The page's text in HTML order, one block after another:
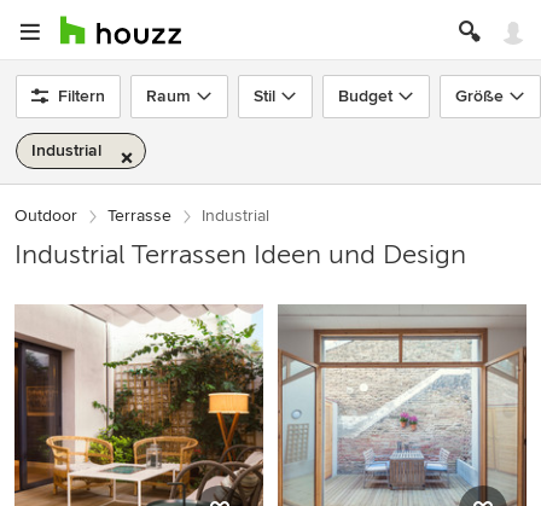
Filtern Raum Stil Budget Größe
Industrial
Outdoor Terrasse Industrial
Industrial Terrassen Ideen und Design